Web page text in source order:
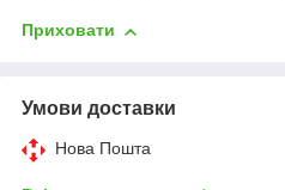
Приховати
Умови доставки
Нова Пошта